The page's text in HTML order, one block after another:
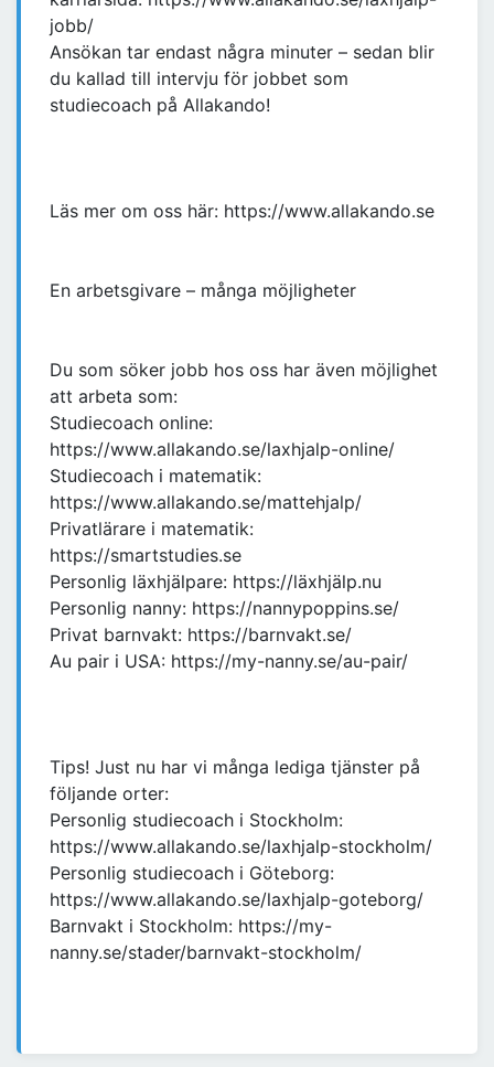
jobb/
Ansökan tar endast några minuter – sedan blir
du kallad till intervju för jobbet som
studiecoach på Allakando!
Läs mer om oss här: https://www.allakando.se
En arbetsgivare – många möjligheter
Du som söker jobb hos oss har även möjlighet
att arbeta som:
Studiecoach online:
https://www.allakando.se/laxhjalp-online/
Studiecoach i matematik:
https://www.allakando.se/mattehjalp/
Privatlärare i matematik:
https://smartstudies.se
Personlig läxhjälpare: https://läxhjälp.nu
Personlig nanny: https://nannypoppins.se/
Privat barnvakt: https://barnvakt.se/
Au pair i USA: https://my-nanny.se/au-pair/
Tips! Just nu har vi många lediga tjänster på
följande orter:
Personlig studiecoach i Stockholm:
https://www.allakando.se/laxhjalp-stockholm/
Personlig studiecoach i Göteborg:
https://www.allakando.se/laxhjalp-goteborg/
Barnvakt i Stockholm: https://my-
nanny.se/stader/barnvakt-stockholm/